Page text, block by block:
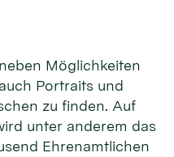
Möglichkeiten
Portraits und
zu finden. Auf
unter anderem das
Ehrenamtlichen